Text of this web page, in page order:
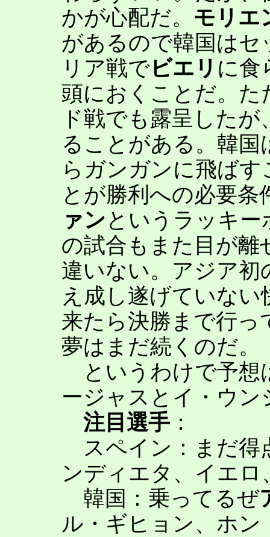
かが心配だ。 モリエ
があるので韓国は
リア戦でビエリ に食
頭におくことだ。
ド戦でも露呈した
ることがある。韓
らガンガンに飛ば
とが勝利への必要条
ァン というラッキ
の試合もまた目が離
違いない。アジア初
え成し遂げていな
来たら決勝まで行っ
夢はまだ続くのだ。
というわけで予想
ージャスとイ・ウ
注目選手：
スペイン：まだ得
ンディエタ、イエ
韓国：乗ってるぜ
ル・ギヒョン、ホ